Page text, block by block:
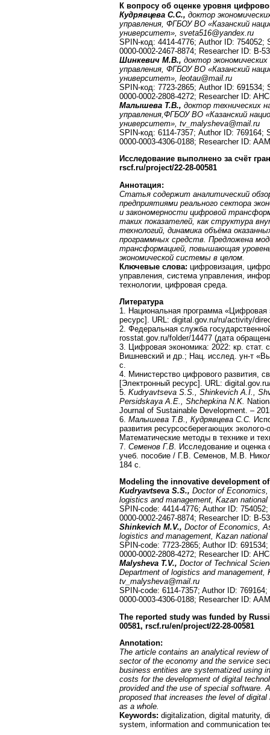
К вопросу об оценке уровня
Кудрявцева С.С., доктор
управления, ФГБОУ ВО «Казанский
университет», sveta516@yandex ru
SPIN-код: 4414-4776; Author ID:
0000-0002-2467-8874; Researcher ID: B-
Шинкевич М.В., доктор
управления, ФГБОУ ВО «Казанский
университет», leotau@mail ru
SPIN-код: 7723-2865; Author ID:
0000-0002-2808-4272; Researcher ID:
Малышева Т.В., доктор технических
управления, ФГБОУ ВО «Казанский
университет», tv_malysheva@mail.ru
SPIN-код: 6114-7357; Author ID:
0000-0003-4306-0188; Researcher ID:
Исследование выполнено за счёт
rscf.ru/project/22-28-00581
Аннотация:
Статья содержит аналитический
предприятиями реального сектора
и закономерности цифровой
таких показателей, как структура
технологий, динамика объёма
программных средств. Предложена
трансформацией, повышающая
экономической системы в целом.
Ключевые слова: цифровизация,
управления, система управления,
технологии, цифровая среда.
Литература
1. Национальная программа «Цифровая
ресурс]. URL: digital.gov.ru/ru/activity/
2. Федеральная служба
rosstat.gov.ru/folder/14477 (дата
3. Цифровая экономика: 2022: кр.
Вишневский и др.; Нац. исслед. ун-т
с.
4. Министерство цифрового развития,
[Электронный ресурс]. URL:
5. Kudryavtseva S.S., Shinkevich A.I.,
Persidskaya A.E., Shchepkina N.K.
Journal of Sustainable Development. –
6. Малышева Т.В., Кудрявцева С.С.
развития ресурсосберегающих
Математические методы в технике и
7. Семенов Г.В.
Исследование и оценка
учеб. пособие / Г.В. Семенов, М.В.
184 с.
Modeling the innovative development
Kudryavtseva S.S., Doctor of
logistics and management, Kazan
SPIN-code: 4414-4776; Author ID:
0000-0002-2467-8874; Researcher ID: B-
Shinkevich M.V., Doctor of Economics,
logistics and management, Kazan
SPIN-code: 7723-2865; Author ID:
0000-0002-2808-4272; Researcher ID:
Malysheva T.V., Doctor of Technical
Department of logistics and management,
tv_malysheva@mail.ru
SPIN-code: 6114-7357; Author ID:
0000-0003-4306-0188; Researcher ID:
The reported study was funded by
00581, rscf.ru/en/project/22-28-00581
Annotation:
The article contains an analytical review
sector of the economy and the service
business entities are systematized using
costs for the development of digital
provided and the use of special software.
proposed that increases the level of
as a whole.
Keywords: digitalization, digital maturity,
system, information and communication